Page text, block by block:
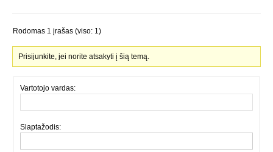
Rodomas 1 įrašas (viso: 1)
Prisijunkite, jei norite atsakyti į šią temą.
Vartotojo vardas:
Slaptažodis: